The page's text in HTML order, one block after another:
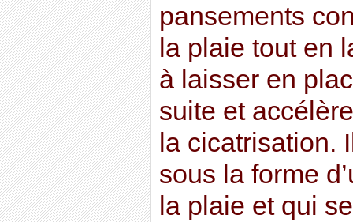
pansements
la plaie tout en
à laisser en
suite et
la cicatrisation.
sous la forme
la plaie et qui